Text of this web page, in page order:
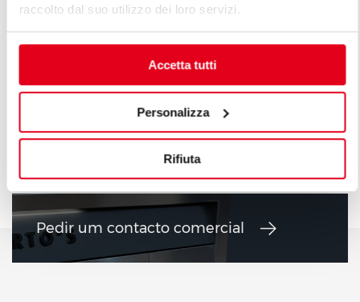
raccolto dal suo utilizzo dei loro servizi.
Accetta tutti
Personalizza
Rifiuta
Pedir um contacto comercial